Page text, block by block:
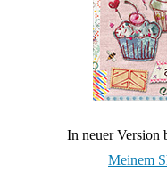
In neuer Version
Meinem